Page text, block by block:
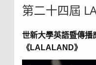
第二十四屆
世新大學英語暨傳播
《LALALAND》